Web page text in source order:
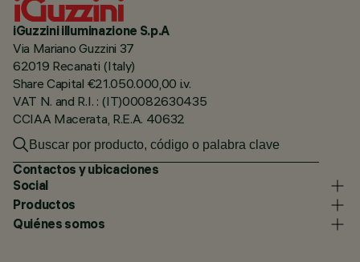
iGuzzini illuminazione S.p.A
Via Mariano Guzzini 37
62019 Recanati (Italy)
Share Capital €21.050.000,00 i.v.
VAT N. and R.I. : (IT)00082630435
CCIAA Macerata, R.E.A. 40632
Contactos y ubicaciones
Social
Productos
Quiénes somos